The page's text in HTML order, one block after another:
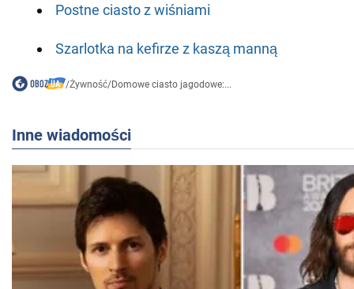
Postne ciasto z wiśniami
Szarlotka na kefirze z kaszą manną
/Żywność/Domowe ciasto jagodowe:...
Inne wiadomości